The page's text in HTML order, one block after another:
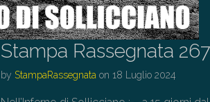
Stampa Rassegnata
by StampaRassegnata on 18 Luglio 2024